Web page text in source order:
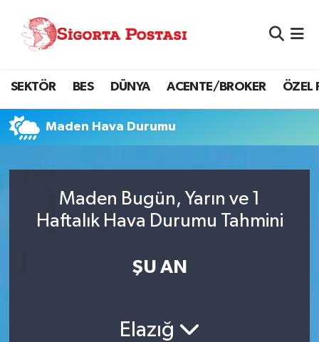
SEKTÖR BES DÜNYA ACENTE/BROKER ÖZEL
Maden Hava Durumu
Maden Bugün, Yarın ve 1
Haftalık Hava Durumu Tahmini
ŞU AN
Elazığ
Nöbetçi Eczaneler
Hava Durumu
Namaz Vakitleri
Süper Lig Puan Durumu ve Fikstür
Son Dakika Haberleri